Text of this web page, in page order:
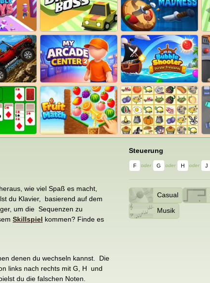
wie viel Spaß es macht,
du Klavier, basierend auf dem
um die Sequenzen zu
Skillspiel kommen? Finde es
denen du wechseln kannst. Die
links nach rechts mit G, H und
du die falschen Noten.
Steuerung
F oder G oder H oder J
Casual
Musik